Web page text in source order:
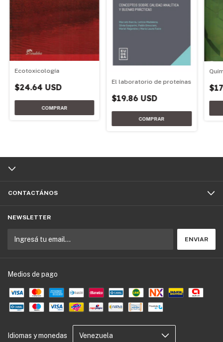
Ecotoxicología
$24.64 USD
El laboratorio de proteínas
$19.86 USD
CONTACTÁNOS
NEWSLETTER
Medios de pago
Idiomas y monedas